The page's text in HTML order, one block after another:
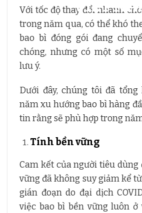
Với tốc độ thay đổi nhanh
trong năm qua, có thể khó
bao bì đóng gói đang
chóng, nhưng có một số
lưu ý.
Dưới đây, chúng tôi đã tổng
năm xu hướng bao bì hàng
tin rằng sẽ phù hợp trong
Tính bền vững
Cam kết của người tiêu
vững đã không suy giảm kể
gián đoạn do đại dịch
việc bao bì bền vững luôn